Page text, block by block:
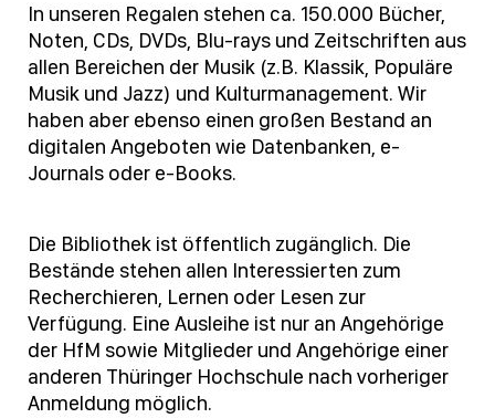
In unseren Regalen stehen ca. 150.000 Bücher,
Noten, CDs, DVDs, Blu-rays und Zeitschriften aus
allen Bereichen der Musik (z.B. Klassik, Populäre
Musik und Jazz) und Kulturmanagement. Wir
haben aber ebenso einen großen Bestand an
digitalen Angeboten wie Datenbanken, e-
Journals oder e-Books.
Die Bibliothek ist öffentlich zugänglich. Die
Bestände stehen allen Interessierten zum
Recherchieren, Lernen oder Lesen zur
Verfügung. Eine Ausleihe ist nur an Angehörige
der HfM sowie Mitglieder und Angehörige einer
anderen Thüringer Hochschule nach vorheriger
Anmeldung möglich.